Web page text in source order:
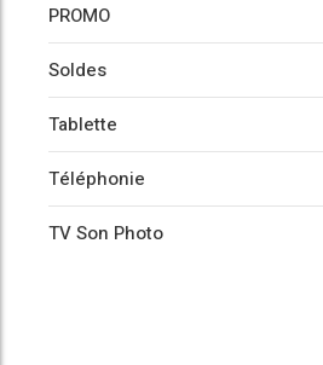
PROMO
Soldes
Tablette
Téléphonie
TV Son Photo